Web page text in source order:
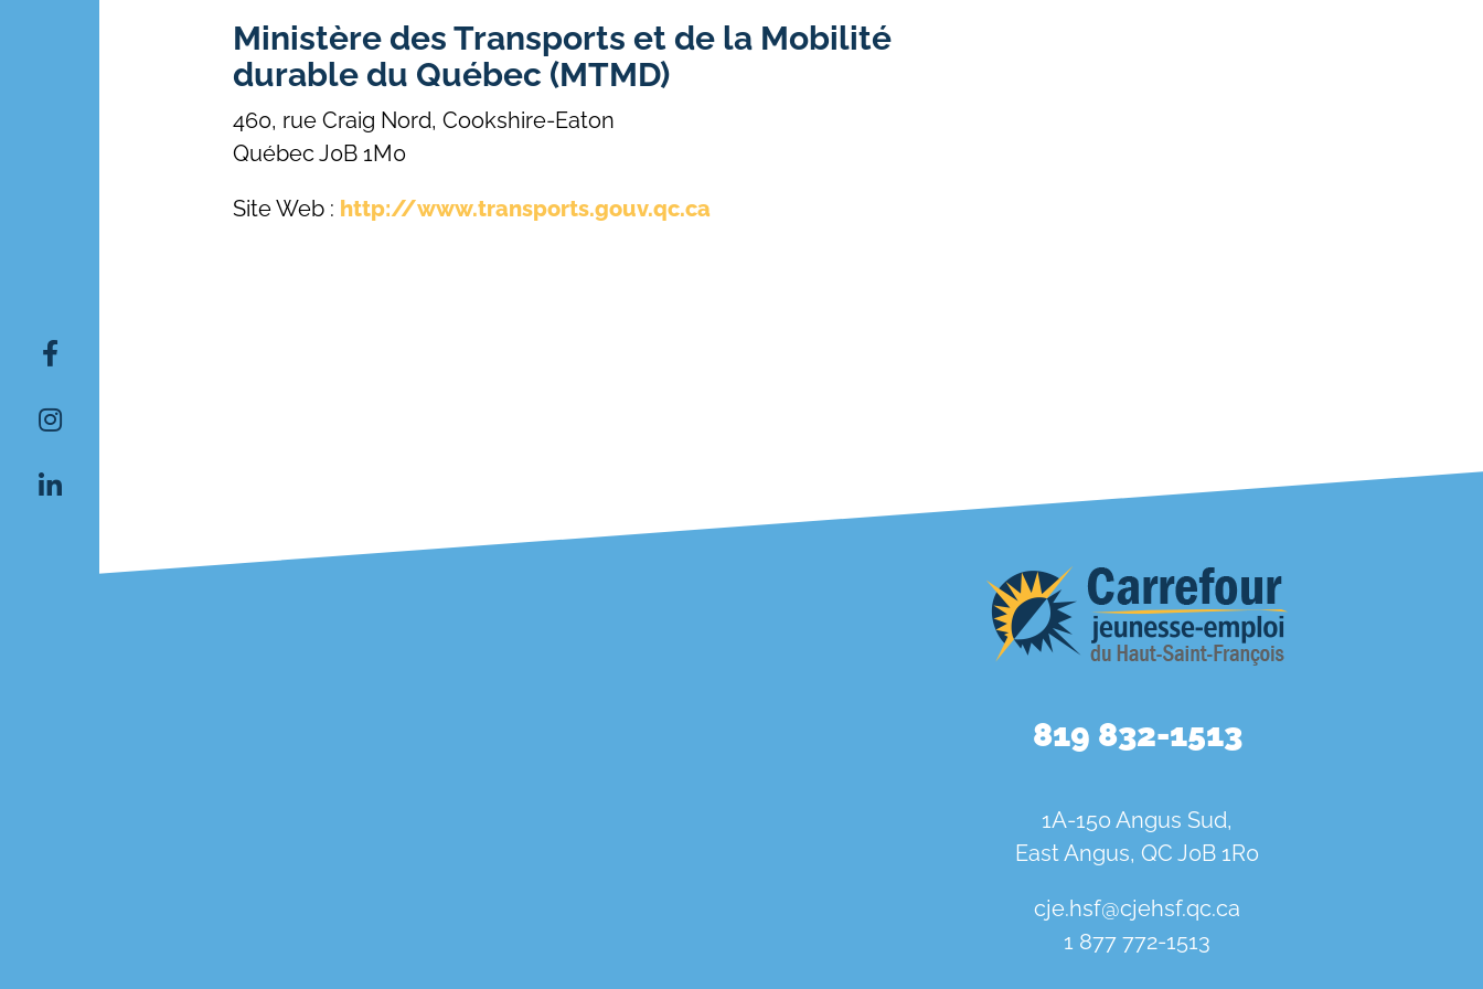
Ministère des Transports et de la Mobilité
durable du Québec (MTMD)
460, rue Craig Nord, Cookshire-Eaton
Québec J0B 1M0
Site Web : http://www.transports.gouv.qc.ca
819 832-1513
1A-150 Angus Sud,
East Angus, QC J0B 1R0
cje.hsf@cjehsf.qc.ca
1 877 772-1513